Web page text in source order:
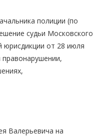
полиции (по
судьи Московского
юрисдикции от 28 июля
Валерьевича на